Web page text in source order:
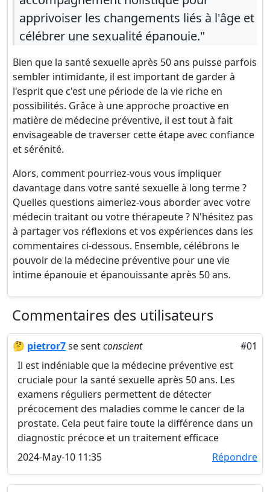
apprivoiser les changements liés à l'âge et
célébrer une sexualité épanouie."
Bien que la santé sexuelle après 50 ans puisse parfois
sembler intimidante, il est important de garder à
l'esprit que c'est une période de la vie riche en
possibilités. Grâce à une approche proactive en
matière de médecine préventive, il est tout à fait
envisageable de traverser cette étape avec confiance
et sérénité.
Alors, comment pourriez-vous vous impliquer
davantage dans votre santé sexuelle à long terme ?
Quelles questions aimeriez-vous aborder avec votre
médecin traitant ou votre thérapeute ? N'hésitez pas
à partager vos réflexions et vos expériences dans les
commentaires ci-dessous. Ensemble, célébrons le
pouvoir de la médecine préventive pour une vie
intime épanouie et épanouissante après 50 ans.
Commentaires des utilisateurs
🤔 pietror7se sentconscient
#01
Il est indéniable que la médecine préventive est
cruciale pour la santé sexuelle après 50 ans. Les
examens réguliers permettent de détecter
précocement des maladies comme le cancer de la
prostate. Cela peut faire toute la différence dans un
diagnostic précoce et un traitement efficace
2024-May-10 11:35
Répondre